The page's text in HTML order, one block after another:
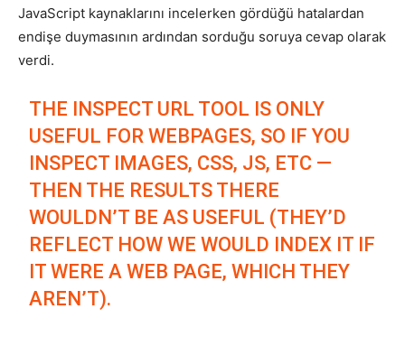
ASO,
Tasarım,
JavaScript kaynaklarını incelerken gördüğü hatalardan
endişe duymasının ardından sorduğu soruya cevap olarak
verdi.
THE INSPECT URL TOOL IS ONLY
USEFUL FOR WEBPAGES, SO IF YOU
INSPECT IMAGES, CSS, JS, ETC —
THEN THE RESULTS THERE
WOULDN’T BE AS USEFUL (THEY’D
REFLECT HOW WE WOULD INDEX IT IF
IT WERE A WEB PAGE, WHICH THEY
AREN’T).